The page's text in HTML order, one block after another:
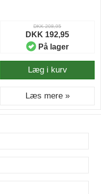
DKK 208,95
DKK 192,95
På lager
Læg i kurv
Læs mere »